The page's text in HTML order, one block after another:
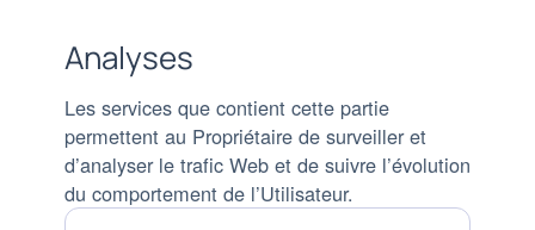
Analyses
Les services que contient cette partie
permettent au Propriétaire de surveiller et
d’analyser le trafic Web et de suivre l’évolution
du comportement de l’Utilisateur.